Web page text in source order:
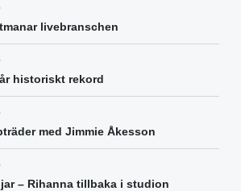
livebranschen
historiskt rekord
med Jimmie Åkesson
– Rihanna tillbaka i studion